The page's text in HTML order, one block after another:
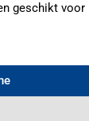
geschikt voor